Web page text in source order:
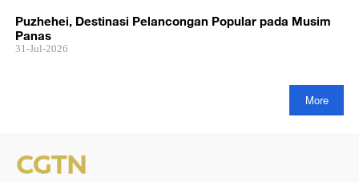
Puzhehei, Destinasi Pelancongan Popular pada Musim
Panas
31-Jul-2026
More